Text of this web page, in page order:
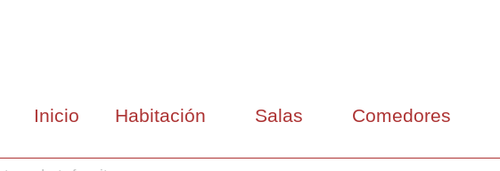
Inicio Habitación Salas Comedores